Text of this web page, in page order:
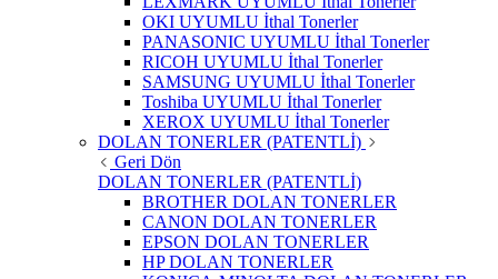
OKI UYUMLU İthal Tonerler
PANASONIC UYUMLU İthal Tonerler
RICOH UYUMLU İthal Tonerler
SAMSUNG UYUMLU İthal Tonerler
Toshiba UYUMLU İthal Tonerler
XEROX UYUMLU İthal Tonerler
DOLAN TONERLER (PATENTLİ)
Geri Dön
DOLAN TONERLER (PATENTLİ)
BROTHER DOLAN TONERLER
CANON DOLAN TONERLER
EPSON DOLAN TONERLER
HP DOLAN TONERLER